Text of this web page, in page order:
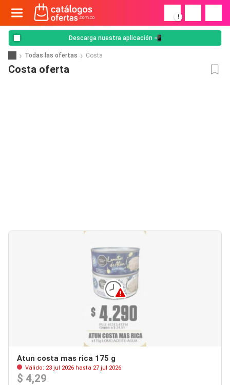
!
Descarga nuestra aplicación 📲
Todas las ofertas Costa
Costa oferta
Atun costa mas rica 175 g
Válido: 23 jul 2026 hasta 27 jul 2026
$ 4,29